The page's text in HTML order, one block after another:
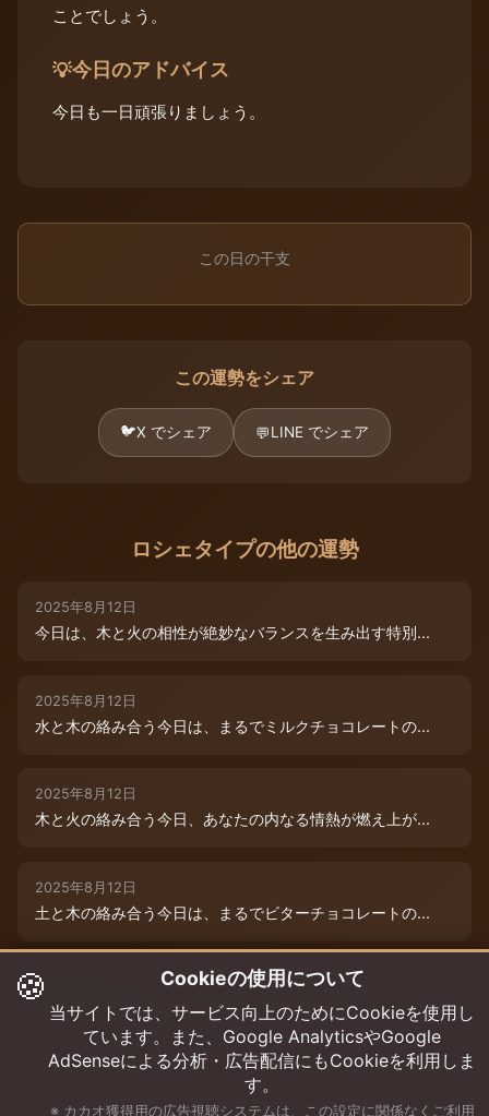
ことでしょう。
💡今日のアドバイス
今日も一日頑張りましょう。
この日の干支
この運勢をシェア
🐦X でシェア 💬LINE でシェア
ロシェタイプの他の運勢
2025年8月12日
今日は、木と火の相性が絶妙なバランスを生み出す特別...
2025年8月12日
水と木の絡み合う今日は、まるでミルクチョコレートの...
2025年8月12日
木と火の絡み合う今日、あなたの内なる情熱が燃え上が...
2025年8月12日
土と木の絡み合う今日は、まるでビターチョコレートの...
2025年8月12日
今日は、水と木の微妙な絡み合いが運命を彩ります。チ...
🍪 Cookieの使用について
当サイトでは、サービス向上のためにCookieを使用し
ています。また、Google AnalyticsやGoogle
AdSenseによる分析・広告配信にもCookieを利用しま
す。
※ カカオ獲得用の広告視聴システムは、この設定に関係なくご利用